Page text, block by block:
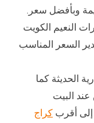
وبأفضل سعر.
النعيم الكويت
السعر المناسب
الحديثة كما
البيت
إلى أقرب كراج